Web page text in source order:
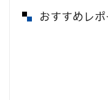
おすすめレポ